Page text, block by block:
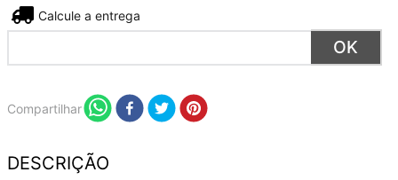
Não sei meu CEP
Compartilhar
DESCRIÇÃO